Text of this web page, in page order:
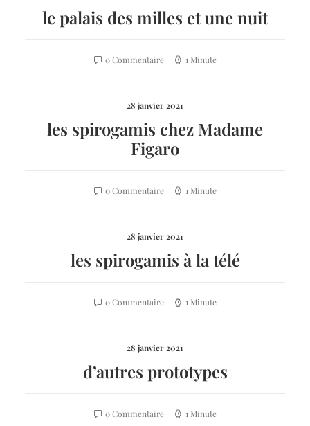
le palais des milles et une nuit
0 Commentaire 1 Minute
28 janvier 2021
les spirogamis chez Madame
Figaro
0 Commentaire 1 Minute
28 janvier 2021
les spirogamis à la télé
0 Commentaire 1 Minute
28 janvier 2021
d’autres prototypes
0 Commentaire 1 Minute